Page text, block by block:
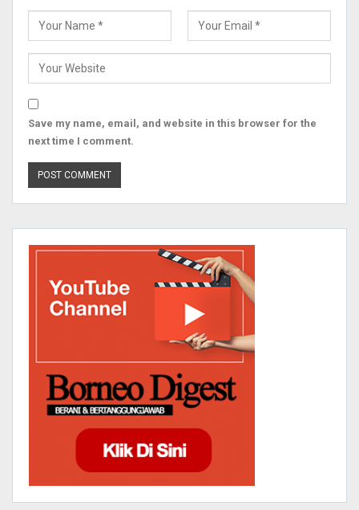
Save my name, email, and website in this browser for the
next time I comment.